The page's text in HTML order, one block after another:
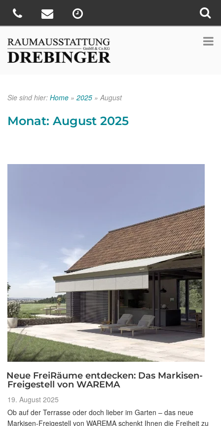
Sie sind hier: Home » 2025 » August
Monat: August 2025
Neue FreiRäume entdecken: Das Markisen-
Freigestell von WAREMA
Veröffentlicht
am
19. August 2025
Ob auf der Terrasse oder doch lieber im Garten – das neue
Markisen-Freigestell von WAREMA schenkt Ihnen die Freiheit zu